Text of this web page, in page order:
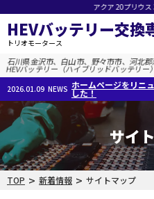
トップ
初めての方へ
サービス一覧
警告灯・チェック表示
施工事例
会社概要
お知らせ
アクア 20プリウス 30
HEVバッテリー交換
トリオモータース
石川県金沢市、白山市、野々市市、河北
HEVバッテリー（ハイブリッドバッテリー
2026.01.09 NEWS ホームページをリニ
した！
サイ
TOP > 新着情報 > サイトマップ